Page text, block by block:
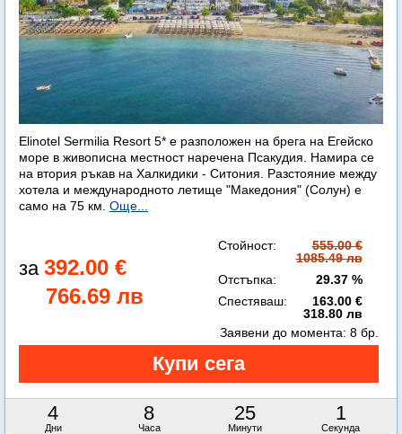
Elinotel Sermilia Resort 5* е разположен на брега на Егейско
море в живописна местност наречена Псакудия. Намира се
на втория ръкав на Халкидики - Ситония. Разстояние между
хотела и международното летище "Македония" (Солун) е
само на 75 км. Още...
392.00 €
766.69 лв
Стойност:
555.00 €
1085.49 лв
Отстъпка:
29.37 %
Спестяваш:
163.00 €
318.80 лв
4
Дни
8
Часа
24
Минути
59
Секунди
Заявени до момента: 8 бр.